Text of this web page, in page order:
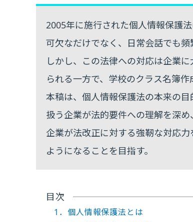
2005年に施行された個人情報保護
可欠なだけでなく、日常会話でも頻
しかし、この法律への対応は企業
られる一方で、学校のクラス名簿
本稿は、個人情報保護法の本来の
扱う企業が法的要件への理解を深
企業が法改正に対する強靭な対応
ようになることを目指す。
目次
1．個人情報保護法とは